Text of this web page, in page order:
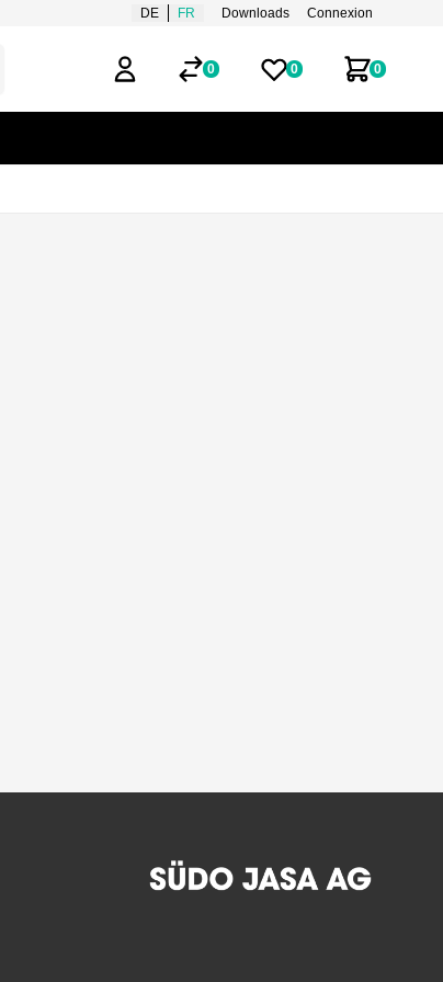
DE FR Downloads Connexion
Compte d'utilisateur
0 0
Listes de favoris
0
Mon